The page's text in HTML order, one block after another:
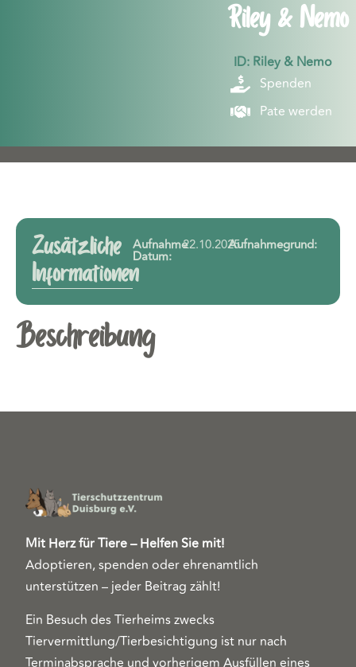
Riley & Nemo
ID: Riley & Nemo
Spenden
Pate werden
Zusätzliche
Informationen
Aufnahme
Datum:
22.10.2025Aufnahmegrund:
Beschreibung
Mit Herz für Tiere – Helfen Sie mit!
Adoptieren, spenden oder ehrenamtlich
unterstützen – jeder Beitrag zählt!
Ein Besuch des Tierheims zwecks
Tiervermittlung/Tierbesichtigung ist nur nach
Terminabsprache und vorherigem Ausfüllen eines